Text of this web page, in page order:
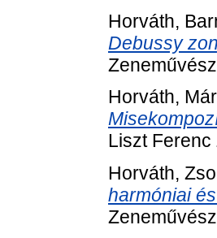
Horváth,
Debussy
Horváth,
Liszt
Horváth,
harmóniai